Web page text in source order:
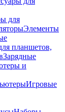
для
Элементы
планшетов,
Зарядные
и
Игровые